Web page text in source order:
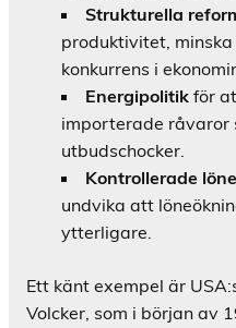
Strukturella
produktivitet,
konkurrens i
Energipolitik för
importerade råvaror
utbudschocker.
Kontrollerade
undvika att
ytterligare.
Ett känt exempel är
Volcker, som i början av